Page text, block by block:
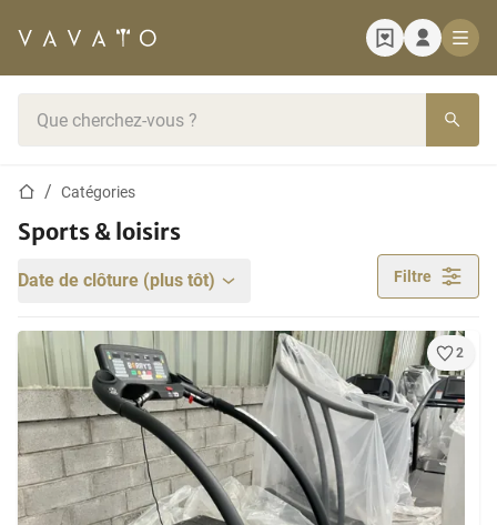
Page d'accueil
Catégories
Sports & loisirs
Date de clôture (plus tôt) Filtre
2